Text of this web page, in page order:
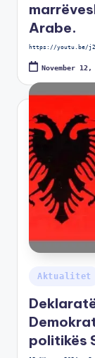
Arabe.
https://youtu.be/
November 12,
Aktualitet
politikës